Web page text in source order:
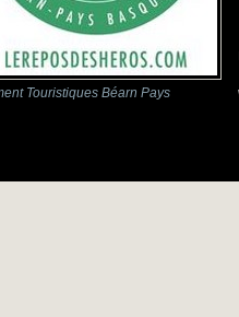
Touristiques Béarn Pays